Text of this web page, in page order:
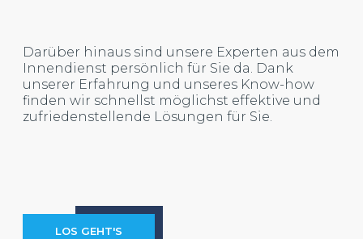
Darüber hinaus sind unsere Experten aus dem
Innendienst persönlich für Sie da. Dank
unserer Erfahrung und unseres Know-how
finden wir schnellst möglichst effektive und
zufriedenstellende Lösungen für Sie.
LOS GEHT'S